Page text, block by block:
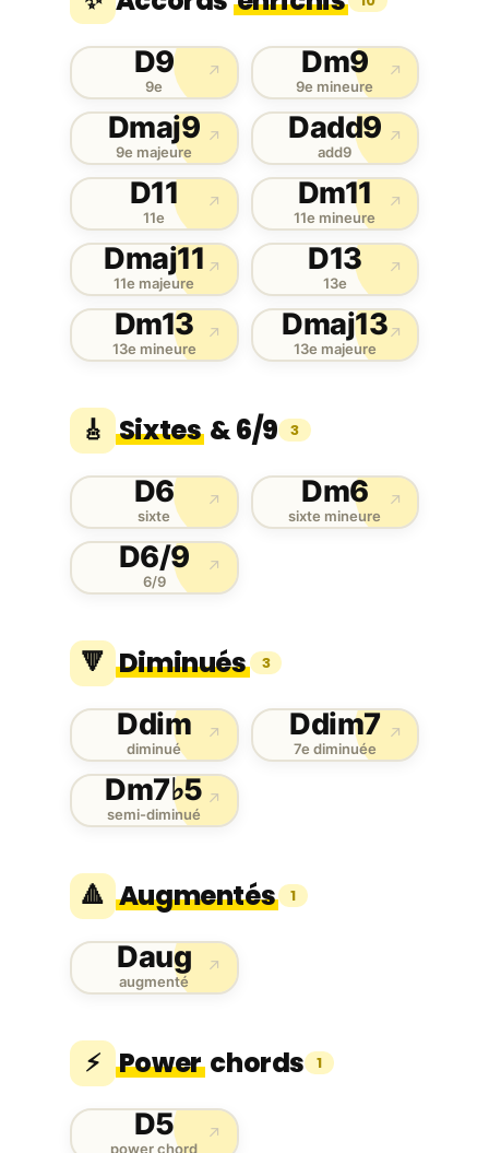
D9
9e
↗ Dm9
9e mineure
↗
Dmaj9
9e majeure
↗ Dadd9
add9
↗
D11
11e
↗ Dm11
11e mineure
↗
Dmaj11
11e majeure
↗ D13
13e
↗
Dm13
13e mineure
↗ Dmaj13
13e majeure
↗
🎸 Sixtes & 6/9 3
D6
sixte
↗ Dm6
sixte mineure
↗
D6/9
6/9
↗
🔻 Diminués 3
Ddim
diminué
↗ Ddim7
7e diminuée
↗
Dm7♭5
semi-diminué
↗
🔺 Augmentés 1
Daug
augmenté
↗
⚡ Powerchords 1
D5
power chord
↗